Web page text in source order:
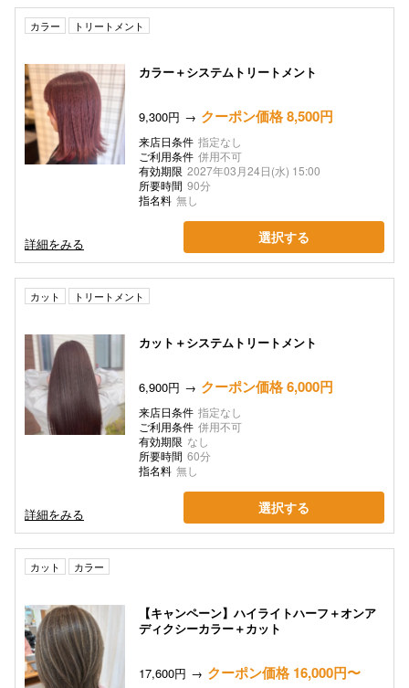
カラー トリートメント
カラー＋システムトリートメント
9,300円 クーポン価格 8,500円
来店日条件 指定なし
ご利用条件 併用不可
有効期限 2027年03月24日(水) 15:00
所要時間 90分
指名料 無し
詳細をみる 選択する
カット トリートメント
カット＋システムトリートメント
6,900円 クーポン価格 6,000円
来店日条件 指定なし
ご利用条件 併用不可
有効期限 なし
所要時間 60分
指名料 無し
詳細をみる 選択する
カット カラー
【キャンペーン】ハイライトハーフ＋オンア
ディクシーカラー＋カット
17,600円 クーポン価格 16,000円〜